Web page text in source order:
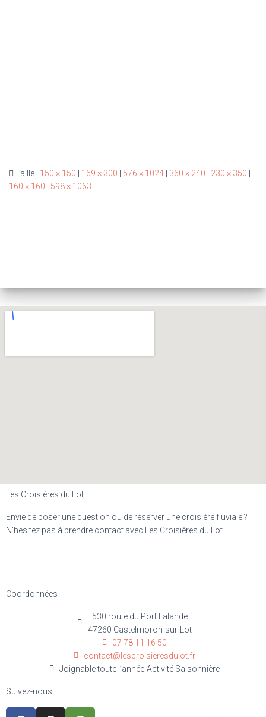
Taille : 150 × 150 169 × 300 576 × 1024 360 × 240 230 × 350
160 × 160
598 × 1063
Les Croisières du Lot
Envie de poser une question ou de réserver une croisière fluviale ?
N’hésitez pas à prendre contact avec Les Croisières du Lot.
Coordonnées
530 route du Port Lalande
47260 Castelmoron-sur-Lot
07 78 11 16 50
contact@lescroisieresdulot.fr
Joignable toute l’année-Activité Saisonnière
Suivez-nous